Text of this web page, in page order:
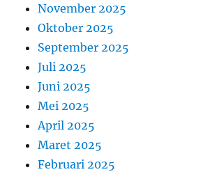
November 2025
Oktober 2025
September 2025
Juli 2025
Juni 2025
Mei 2025
April 2025
Maret 2025
Februari 2025